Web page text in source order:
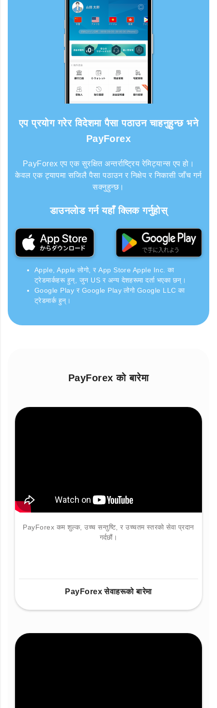
एप प्रयोग गरेर विदेशमा पैसा पठाउन चाहनुहुन्छ भने
PayForex
PayForex एप एक सुरक्षित अन्तर्राष्ट्रिय रेमिट्यान्स एप हो।
केवल एक ट्यापमा सजिलै पैसा पठाउन र निक्षेप र निकासी जाँच गर्न
सक्नुहुन्छ।
डाउनलोड गर्न यहाँ क्लिक गर्नुहोस्
Apple, Apple लोगो, र App Store Apple Inc. का
ट्रेडमार्कहरू हुन्, जुन US र अन्य देशहरूमा दर्ता भएका छन्।
Google Play र Google Play लोगो Google LLC का
ट्रेडमार्क हुन्।
PayForex को बारेमा
PayForex कम शुल्क, उच्च सन्तुष्टि, र उच्चतम स्तरको सेवा प्रदान
गर्दछौं।
PayForex सेवाहरूको बारेमा